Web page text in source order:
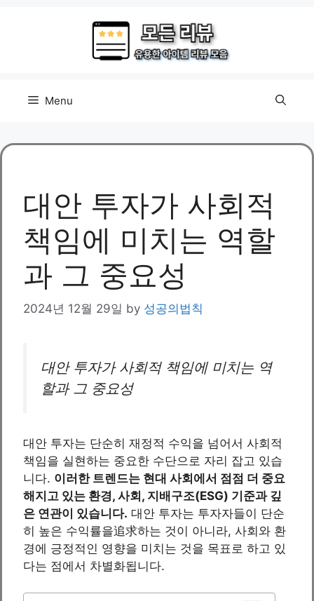
Menu
대안 투자가 사회적
책임에 미치는 역할
과 그 중요성
2024년 12월 29일 by 성공의법칙
대안 투자가 사회적 책임에 미치는 역
할과 그 중요성
대안 투자는 단순히 재정적 수익을 넘어서 사회적
책임을 실현하는 중요한 수단으로 자리 잡고 있습
니다. 이러한 트렌드는 현대 사회에서 점점 더 중요
해지고 있는 환경, 사회, 지배구조(ESG) 기준과 깊
은 연관이 있습니다. 대안 투자는 투자자들이 단순
히 높은 수익률을追求하는 것이 아니라, 사회와 환
경에 긍정적인 영향을 미치는 것을 목표로 하고 있
다는 점에서 차별화됩니다.